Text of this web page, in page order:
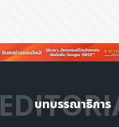
บทบรรณาธิการ